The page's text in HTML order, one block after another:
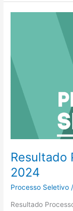
Resultado
2024
Processo Seletivo /
Resultado
2024